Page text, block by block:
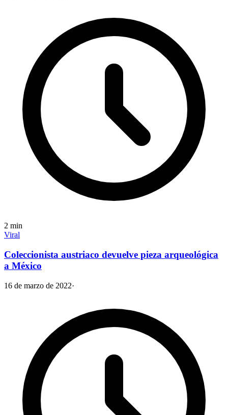
2 min
Viral
Coleccionista austriaco devuelve pieza arqueológica
a México
16 de marzo de 2022·